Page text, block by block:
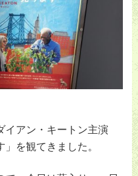
イアン・キートン主演
」を観てきました。